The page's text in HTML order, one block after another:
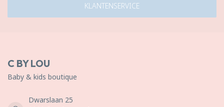
KLANTENSERVICE
C BY LOU
Baby & kids boutique
Dwarslaan 25